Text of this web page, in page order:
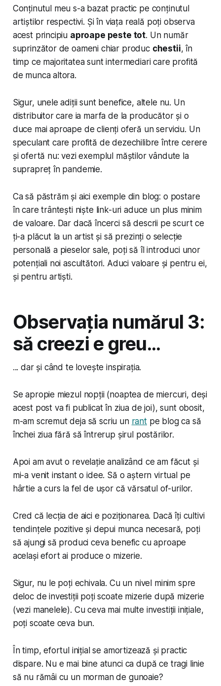
Conținutul meu s-a bazat practic pe conținutul
artiștilor respectivi. Și în viața reală poți observa
acest principiu aproape peste tot. Un număr
suprinzător de oameni chiar produc chestii, în
timp ce majoritatea sunt intermediari care profită
de munca altora.
Sigur, unele adiții sunt benefice, altele nu. Un
distribuitor care ia marfa de la producător și o
duce mai aproape de clienți oferă un serviciu. Un
speculant care profită de dezechilibre între cerere
și ofertă nu: vezi exemplul măștilor vândute la
suprapreț în pandemie.
Ca să păstrăm și aici exemple din blog: o postare
în care trântești niște link-uri aduce un plus minim
de valoare. Dar dacă încerci să descrii pe scurt ce
ți-a plăcut la un artist și să prezinți o selecție
personală a pieselor sale, poți să îl introduci unor
potențiali noi ascultători. Aduci valoare și pentru ei,
și pentru artiști.
Observația numărul 3:
să creezi e greu...
... dar și când te lovește inspirația.
Se apropie miezul nopții (noaptea de miercuri, deși
acest post va fi publicat în ziua de joi), sunt obosit,
m-am scremut deja să scriu un rantpe blog ca să
închei ziua fără să întrerup șirul postărilor.
Apoi am avut o revelație analizând ce am făcut și
mi-a venit instant o idee. Să o aștern virtual pe
hârtie a curs la fel de ușor că vărsatul of-urilor.
Cred că lecția de aici e poziționarea. Dacă îți cultivi
tendințele pozitive și depui munca necesară, poți
să ajungi să produci ceva benefic cu aproape
același efort ai produce o mizerie.
Sigur, nu le poți echivala. Cu un nivel minim spre
deloc de investiții poți scoate mizerie după mizerie
(vezi manelele). Cu ceva mai multe investiții inițiale,
poți scoate ceva bun.
În timp, efortul inițial se amortizează și practic
dispare. Nu e mai bine atunci ca după ce tragi linie
să nu rămâi cu un morman de gunoaie?